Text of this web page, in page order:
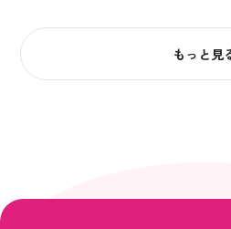
もっと見